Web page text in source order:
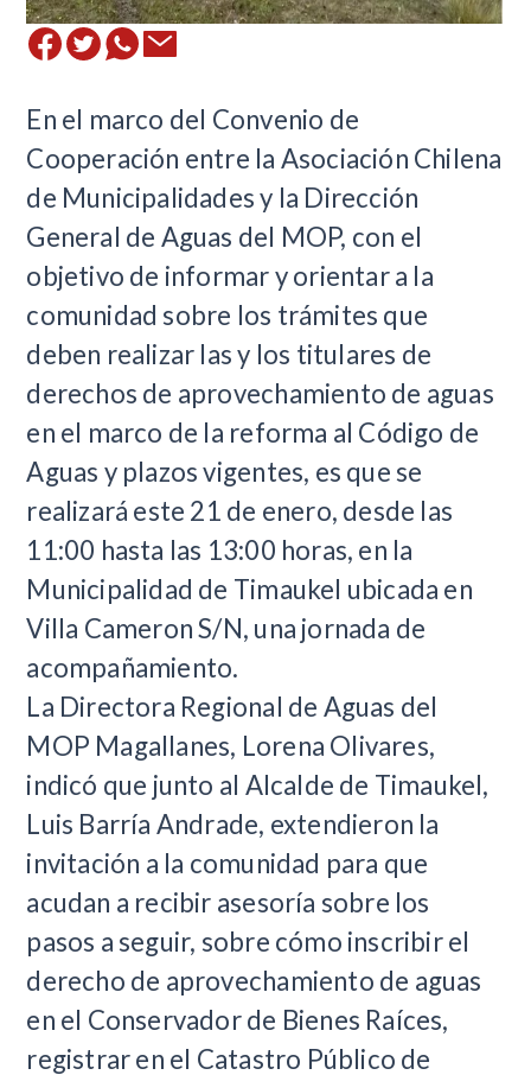
​En el marco del Convenio de
Cooperación entre la Asociación Chilena
de Municipalidades y la Dirección
General de Aguas del MOP, con el
objetivo de informar y orientar a la
comunidad sobre los trámites que
deben realizar las y los titulares de
derechos de aprovechamiento de aguas
en el marco de la reforma al Código de
Aguas y plazos vigentes, es que se
realizará este 21 de enero, desde las
11:00 hasta las 13:00 horas, en la
Municipalidad de Timaukel ubicada en
Villa Cameron S/N, una jornada de
acompañamiento.
La Directora Regional de Aguas del
MOP Magallanes, Lorena Olivares,
indicó que junto al Alcalde de Timaukel,
Luis Barría Andrade, extendieron la
invitación a la comunidad para que
acudan a recibir asesoría sobre los
pasos a seguir, sobre cómo inscribir el
derecho de aprovechamiento de aguas
en el Conservador de Bienes Raíces,
registrar en el Catastro Público de